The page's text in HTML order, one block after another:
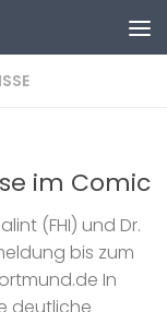
im Comic
(FHI) und Dr.
bis zum
In